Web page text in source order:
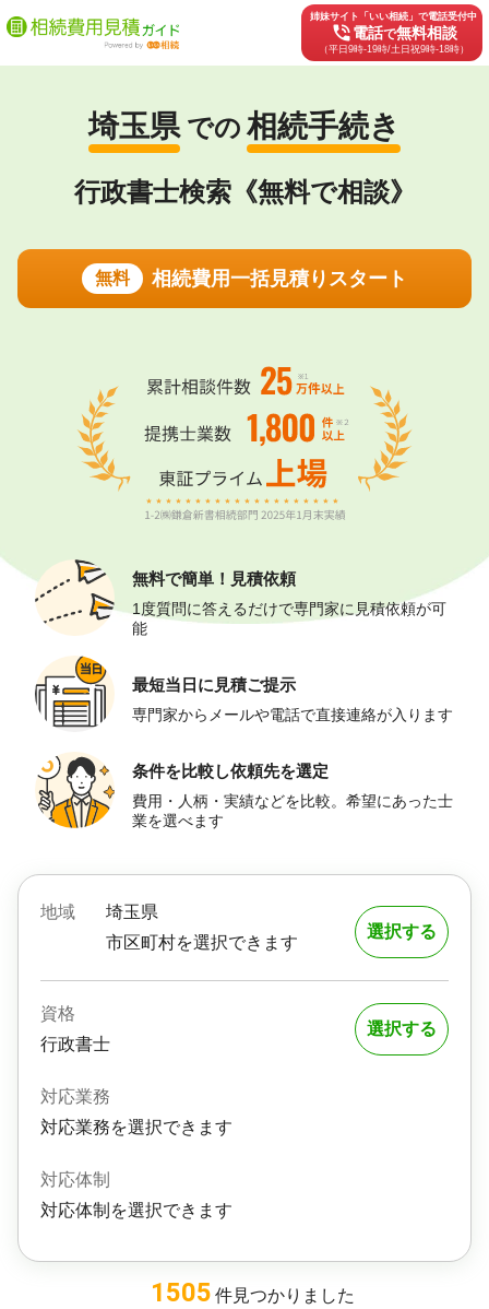
姉妹サイト「いい相続」で電話受付中
phone_in_talk電話で無料相談
（平日9時-19時/土日祝9時-18時）
埼玉県 での 相続手続き
行政書士検索《無料で相談》
無料 相続費用一括見積りスタート
無料で簡単！ 見積依頼
1度質問に答えるだけで専門家に見積依頼が可
能
最短当日に 見積ご提示
専門家からメールや電話で直接連絡が入ります
条件を比較し依頼先を選定
費用・人柄・実績などを比較。希望にあった士
業を選べます
地域
埼玉県
市区町村を選択できます
選択する
資格
行政書士
対応業務
対応業務を選択できます
対応体制
対応体制を選択できます
選択する
1505 件見つかりました